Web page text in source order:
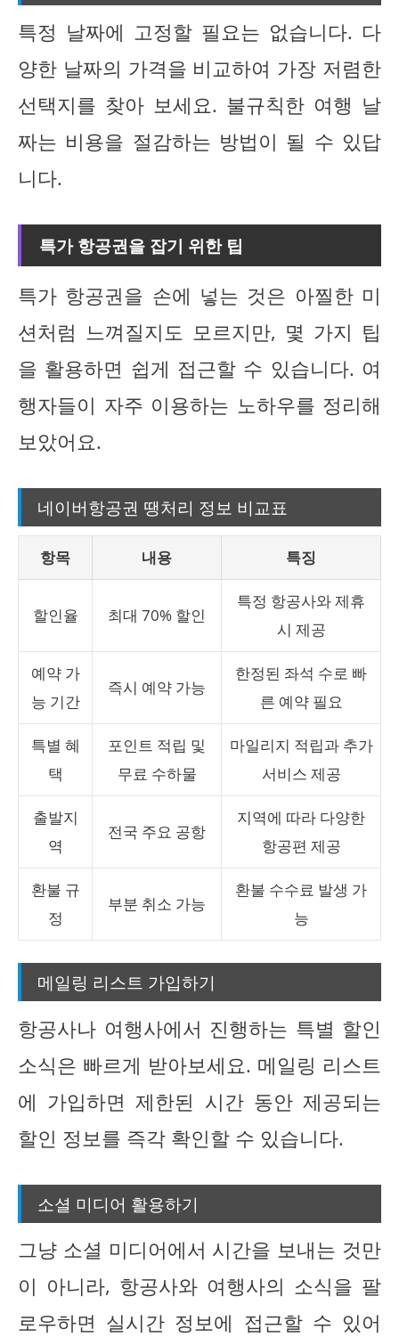
특정 날짜에 고정할 필요는 없습니다. 다
양한 날짜의 가격을 비교하여 가장 저렴한
선택지를 찾아 보세요. 불규칙한 여행 날
짜는 비용을 절감하는 방법이 될 수 있답
니다.
특가 항공권을 잡기 위한 팁
특가 항공권을 손에 넣는 것은 아찔한 미
션처럼 느껴질지도 모르지만, 몇 가지 팁
을 활용하면 쉽게 접근할 수 있습니다. 여
행자들이 자주 이용하는 노하우를 정리해
보았어요.
네이버항공권 땡처리 정보 비교표
항목 내용 특징
할인율 최대 70% 할인
특정 항공사와 제휴
시 제공
예약 가
능 기간
즉시 예약 가능
한정된 좌석 수로 빠
른 예약 필요
특별 혜
택
포인트 적립 및
무료 수하물
마일리지 적립과 추가
서비스 제공
출발지
역
전국 주요 공항
지역에 따라 다양한
항공편 제공
환불 규
정
부분 취소 가능
환불 수수료 발생 가
능
메일링 리스트 가입하기
항공사나 여행사에서 진행하는 특별 할인
소식은 빠르게 받아보세요. 메일링 리스트
에 가입하면 제한된 시간 동안 제공되는
할인 정보를 즉각 확인할 수 있습니다.
소셜 미디어 활용하기
그냥 소셜 미디어에서 시간을 보내는 것만
이 아니라, 항공사와 여행사의 소식을 팔
로우하면 실시간 정보에 접근할 수 있어